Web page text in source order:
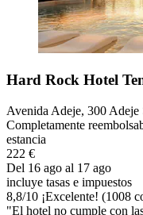
Hard Rock Hotel
Avenida Adeje, 300 Adeje
Completamente
estancia
222 €
Del 16 ago al 17 ago
incluye tasas e impuestos
8,8/10 ¡Excelente! (1008
"El hotel no cumple con